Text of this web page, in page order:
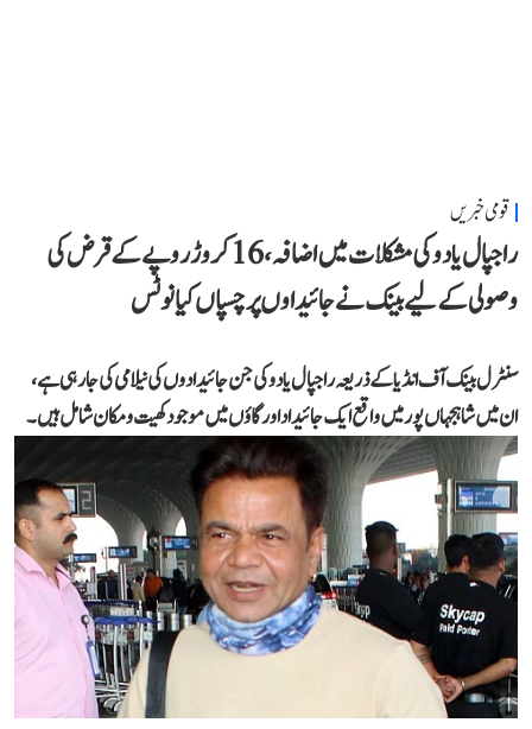
قومی خبریں
راجپال یادو کی مشکلات میں اضافہ، 16 کروڑ روپے کے قرض کی
وصولی کے لیے بینک نے جائیداوں پر چسپاں کیا نوٹس
سنٹرل بینک آف انڈیا کے ذریعہ راجپال یادو کی جن جائیدادوں کی نیلامی کی جا رہی ہے،
ان میں شاہجہاں پور میں واقع ایک جائیداد اور گاؤں میں موجود کھیت و مکان شامل ہیں۔